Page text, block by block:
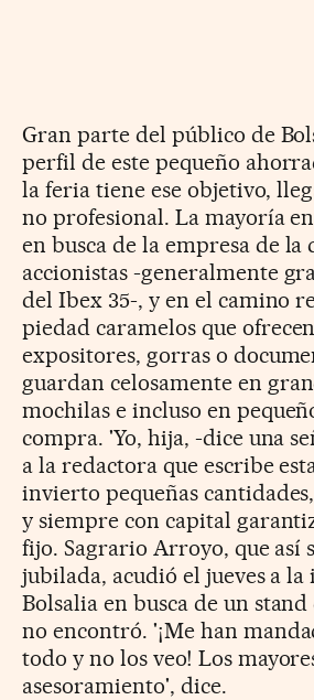
Gran parte del público de
perfil de este pequeño
la feria tiene ese objetivo,
no profesional. La mayoría
en busca de la empresa de la
accionistas -generalmente
del Ibex 35-, y en el camino
piedad caramelos que
expositores, gorras o
guardan celosamente en
mochilas e incluso en
compra. 'Yo, hija, -dice una
a la redactora que escribe
invierto pequeñas
y siempre con capital
fijo. Sagrario Arroyo, que así
jubilada, acudió el jueves a
Bolsalia en busca de un stand
no encontró. '¡Me han
todo y no los veo! Los
asesoramiento', dice.